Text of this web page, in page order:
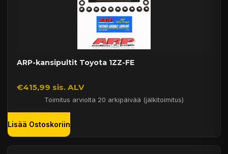
ARP-kansipultit Toyota 1ZZ-FE
€415,99 sis. ALV
Toimitus arviolta 20 arkipäivää (jälkitoimitus)
Lisää Ostoskoriin